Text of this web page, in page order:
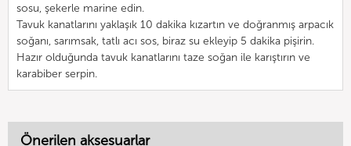
sosu, şekerle marine edin.
Tavuk kanatlarını yaklaşık 10 dakika kızartın ve doğranmış arpacık
soğanı, sarımsak, tatlı acı sos, biraz su ekleyip 5 dakika pişirin.
Hazır olduğunda tavuk kanatlarını taze soğan ile karıştırın ve
karabiber serpin.
Önerilen aksesuarlar